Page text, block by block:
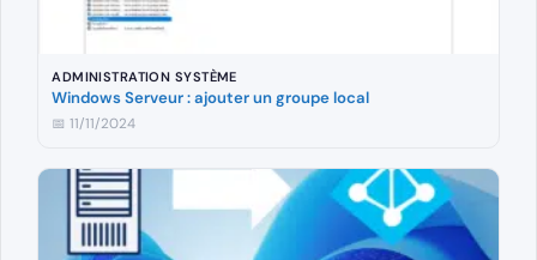
ADMINISTRATION SYSTÈME
Windows Serveur : ajouter un groupe local
📅 11/11/2024